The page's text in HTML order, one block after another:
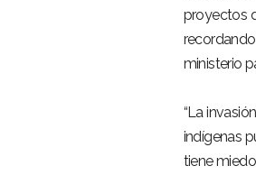
proyectos
ministerio
“La
indígenas
tiene